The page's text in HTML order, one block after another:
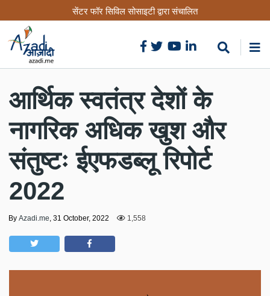
to
content
सेंटर फॉर सिविल सोसाइटी द्वारा संचालित
आर्थिक स्वतंत्र देशों के
नागरिक अधिक खुश और
संतुष्टः ईएफडब्लू रिपोर्ट
2022
By Azadi.me, 31 October, 2022 1,558